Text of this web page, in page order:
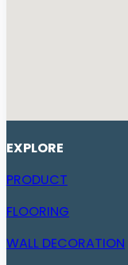
EXPLORE
PRODUCT
FLOORING
WALL DECORATION